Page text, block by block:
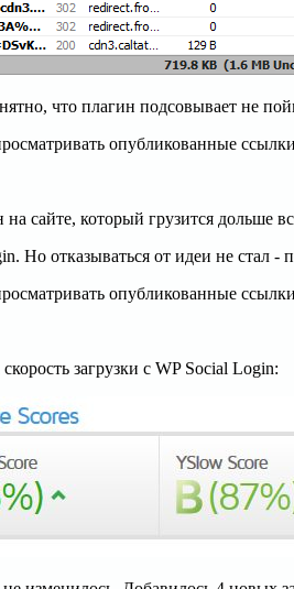
что плагин подсовывает не
опубликованные ссылки
сайте, который грузится дольше
Но отказываться от идеи не стал -
опубликованные ссылки
загрузки с WP Social Login: